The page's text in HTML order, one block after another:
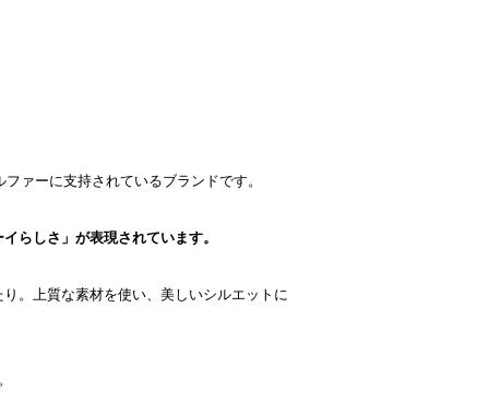
ァーに支持されているブランドです。
らしさ」が表現されています。
。上質な素材を使い、美しいシルエットに